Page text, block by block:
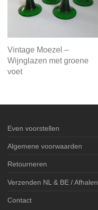
Vintage Moezel –
Wijnglazen met groene
voet
Even voorstellen
Algemene voorwaarden
Retourneren
Verzenden NL & BE / Afhalen
Contact